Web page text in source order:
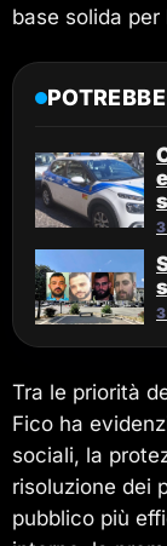
base solida
Tra le priorità
Fico ha
sociali, la
risoluzione dei
pubblico più